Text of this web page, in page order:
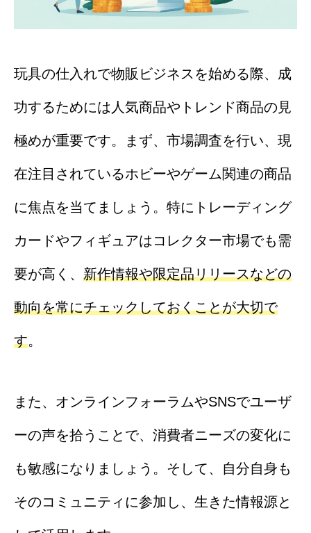
玩具の仕入れで物販ビジネスを始める際、成
功するためには人気商品やトレンド商品の見
極めが重要です。まず、市場調査を行い、現
在注目されているホビーやゲーム関連の商品
に焦点を当てましょう。特にトレーディング
カードやフィギュアはコレクター市場でも需
要が高く、 新作情報や限定品リリースなどの
動向を常にチェックしておくことが大切で
す。
また、オンラインフォーラムやSNSでユーザ
ーの声を拾うことで、消費者ニーズの変化に
も敏感になりましょう。そして、自分自身も
そのコミュニティに参加し、生きた情報源と